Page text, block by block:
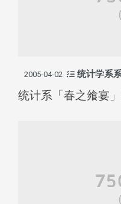
2005-04-02 统计学系
统计系「春之飨宴